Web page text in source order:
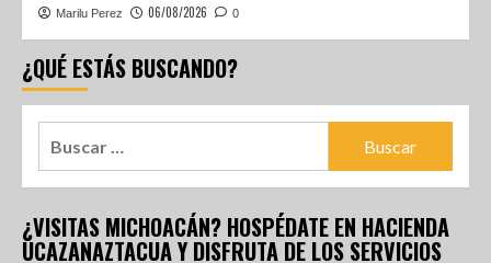
Marilu Perez 06/08/2026 0
¿QUÉ ESTÁS BUSCANDO?
¿VISITAS MICHOACÁN? HOSPÉDATE EN HACIENDA
UCAZANAZTACUA Y DISFRUTA DE LOS SERVICIOS